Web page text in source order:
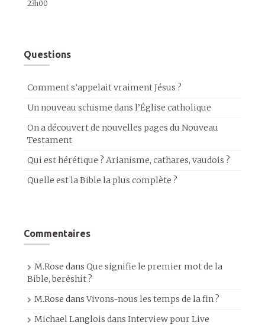
23h00
Questions
Comment s’appelait vraiment Jésus ?
Un nouveau schisme dans l’Église catholique
On a découvert de nouvelles pages du Nouveau
Testament
Qui est hérétique ? Arianisme, cathares, vaudois ?
Quelle est la Bible la plus complète ?
Commentaires
M.Rose dans Que signifie le premier mot de la
Bible, beréshit ?
M.Rose dansVivons-nous les temps de la fin ?
Michael Langlois dans Interview pour Live